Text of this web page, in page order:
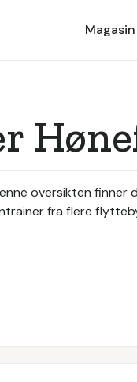
Magasin
oversikten finner
fra flere